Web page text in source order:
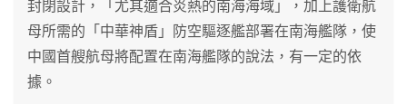
封閉設計，「尤其適合炎熱的南海海域」，加上護衛航
母所需的「中華神盾」防空驅逐艦部署在南海艦隊，使
中國首艘航母將配置在南海艦隊的說法，有一定的依
據。